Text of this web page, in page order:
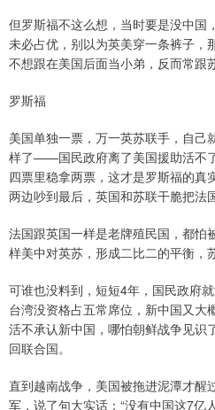
但罗斯福不这么想，当时要是没中国
未必占优，别以为英美穿一条裤子，
不想跟在美国后面当小弟，反而常跟
罗斯福
美国单独一票，万一英苏联手，自己
样了——国民政府离了美国援助活不
四票里稳拿两票，这才是罗斯福的真
两边吵到最后，英国和苏联干脆把法
法国跟英国一样是老牌殖民国，都怕
样美中对英苏，形成二比二的平衡，
可谁也没料到，短短4年，国民政府
台湾没资格占五常席位，新中国又大
活不承认新中国，哪怕朝鲜战争见识
回联合国。
直到越南战争，美国被拖进泥潭才醒
军，说了句大实话：“没有中国这7亿